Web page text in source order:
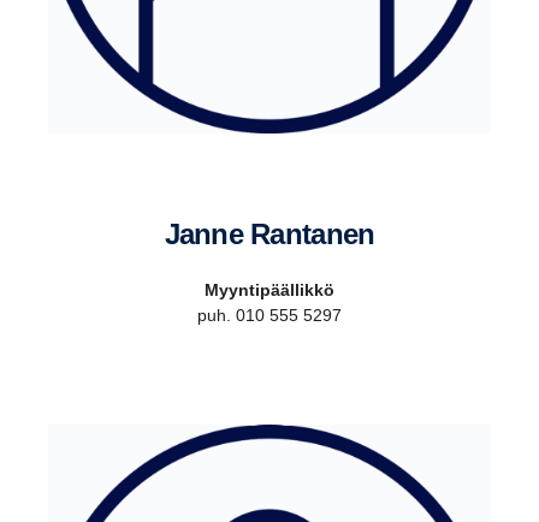
Janne Rantanen
Myyntipäällikkö
puh. 010 555 5297